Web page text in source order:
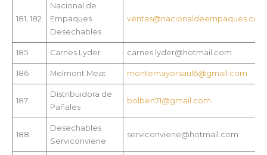
181, 182
Nacional de
Empaques
Desechables
ventas@nacionaldeempaques.com
185 Carnes Lyder carnes.lyder@hotmail.com
186 Melmont Meat montemayorsaul6@gmail.com
187
Distribuidora de
Pañales
bolben71@gmail.com
188
Desechables
Serviconviene
serviconviene@hotmail.com